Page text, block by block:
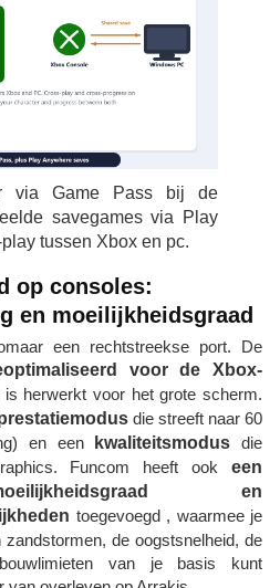
via Game Pass bij de
savegames via Play
tussen Xbox en pc.
op consoles:
en moeilijkheidsgraad
een rechtstreekse port. De
voor de Xbox-
is herwerkt voor het grote scherm.
die streeft naar 60
en een
kwaliteitsmodus die
Funcom heeft ook een
en
toegevoegd , waarmee je
de oogstsnelheid, de
van je basis kunt